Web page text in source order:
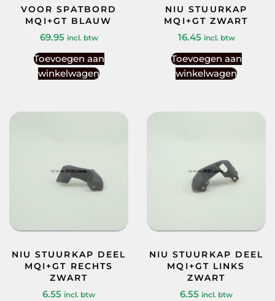
VOOR SPATBORD
MQI+GT BLAUW
69.95 incl. btw
Toevoegen aan
winkelwagen
NIU STUURKAP
MQI+GT ZWART
16.45 incl. btw
Toevoegen aan
winkelwagen
NIU STUURKAP DEEL
MQI+GT RECHTS
ZWART
6.55 incl. btw
NIU STUURKAP DEEL
MQI+GT LINKS
ZWART
6.55 incl. btw